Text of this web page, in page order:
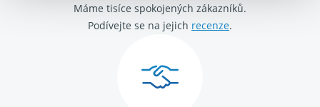
Máme tisíce spokojených zákazníků.
Podívejte se na jejich recenze.